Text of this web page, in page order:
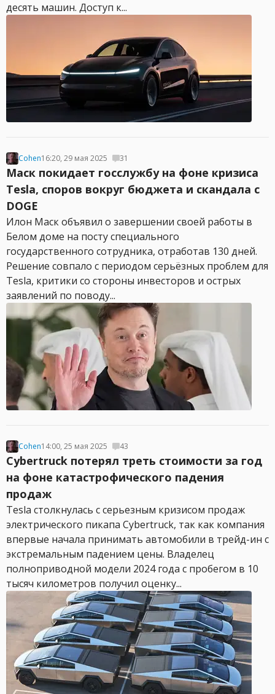
десять машин. Доступ к...
Cohen16:20, 29 мая 2025 31
Маск покидает госслужбу на фоне кризиса
Tesla, споров вокруг бюджета и скандала с
DOGE
Илон Маск объявил о завершении своей работы в
Белом доме на посту специального
государственного сотрудника, отработав 130 дней.
Решение совпало с периодом серьёзных проблем для
Tesla, критики со стороны инвесторов и острых
заявлений по поводу...
Cohen14:00, 25 мая 2025 43
Cybertruck потерял треть стоимости за год
на фоне катастрофического падения
продаж
Tesla столкнулась с серьезным кризисом продаж
электрического пикапа Cybertruck, так как компания
впервые начала принимать автомобили в трейд-ин с
экстремальным падением цены. Владелец
полноприводной модели 2024 года с пробегом в 10
тысяч километров получил оценку...